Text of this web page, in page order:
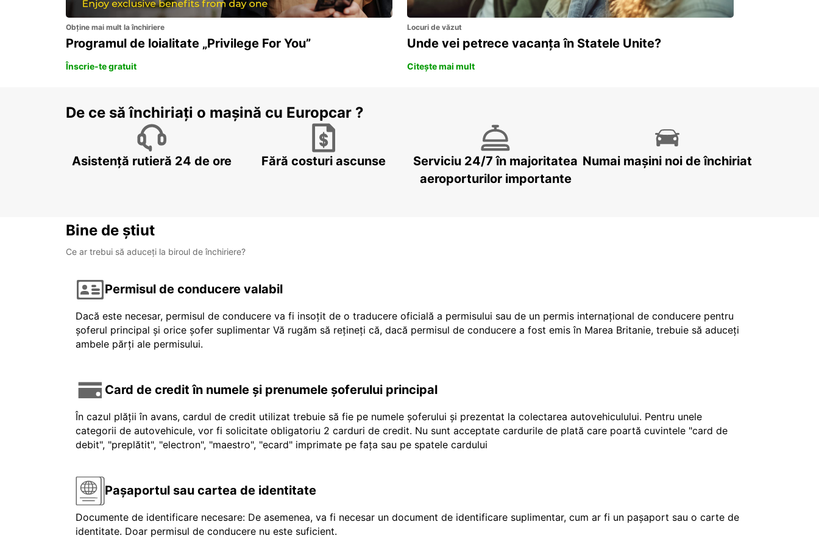
Obține mai mult la închiriere
Programul de loialitate „Privilege For You”
Înscrie-te gratuit
Locuri de văzut
Unde vei petrece vacanța în Statele Unite?
Citește mai mult
De ce să închiriați o mașină cu Europcar ?
Asistență rutieră 24 de ore Fără costuri ascunse
Serviciu 24/7 în majoritatea
aeroporturilor importante
Numai mașini noi de închiriat
Bine de știut
Ce ar trebui să aduceți la biroul de închiriere?
Permisul de conducere valabil
Dacă este necesar, permisul de conducere va fi insoțit de o traducere oficială a permisului sau de un permis internațional de conducere pentru
șoferul principal și orice șofer suplimentar Vă rugăm să rețineți că, dacă permisul de conducere a fost emis în Marea Britanie, trebuie să aduceți
ambele părți ale permisului.
Card de credit în numele și prenumele șoferului principal
În cazul plății în avans, cardul de credit utilizat trebuie să fie pe numele șoferului și prezentat la colectarea autovehiculului. Pentru unele
categorii de autovehicule, vor fi solicitate obligatoriu 2 carduri de credit. Nu sunt acceptate cardurile de plată care poartă cuvintele "card de
debit", "preplătit", "electron", "maestro", "ecard" imprimate pe fața sau pe spatele cardului
Pașaportul sau cartea de identitate
Documente de identificare necesare: De asemenea, va fi necesar un document de identificare suplimentar, cum ar fi un pașaport sau o carte de
identitate. Doar permisul de conducere nu este suficient.